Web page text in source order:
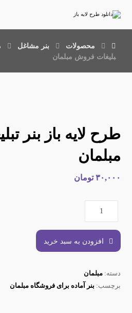
محصولات بنر مشاغل
بلیغات فروش مبلمان
طرح لایه باز بنر
مبلمان
۳۰,۰۰۰ تومان
افزودن به سبد خرید
دسته:مبلمان
برچسب: بنر آماده برای فروشگاه مبلمان